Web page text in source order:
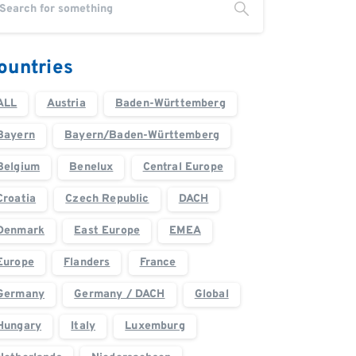
Austria Baden-Württemberg
Bayern/Baden-Württemberg
Benelux Central Europe
Czech Republic DACH
East Europe EMEA
Flanders France
Germany / DACH Global
Italy Luxemburg